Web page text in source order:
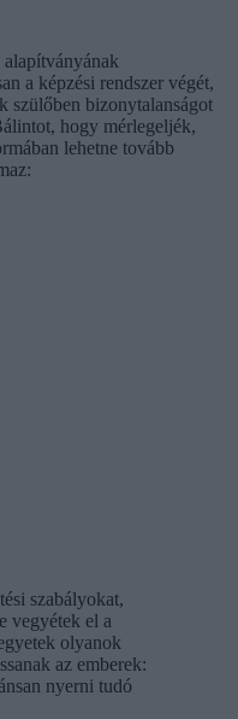
a képzési rendszer végét,
szülőben bizonytalanságot
hogy mérlegeljék,
lehetne tovább
szabályokat,
vegyétek el a
olyanok
az emberek:
nyerni tudó